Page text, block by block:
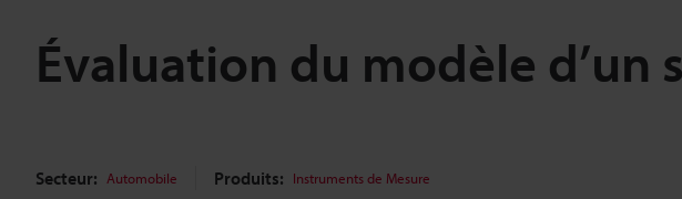
Évaluation du modèle d’un
Secteur: Automobile Produits: Instruments de Mesure